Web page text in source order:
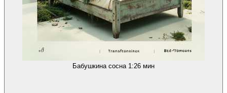
Бабушкина сосна 1:26 мин